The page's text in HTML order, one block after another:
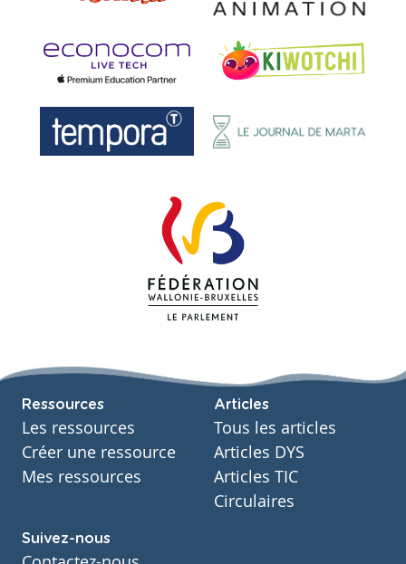
Ressources
Les ressources
Créer une ressource
Mes ressources
Articles
Tous les articles
Articles DYS
Articles TIC
Circulaires
Suivez-nous